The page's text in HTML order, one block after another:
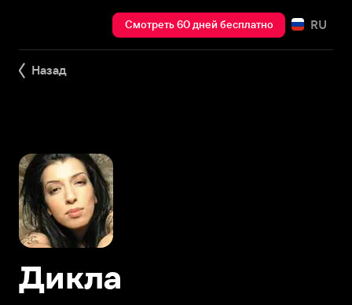
Смотреть 60 дней бесплатно RU
Назад
Дикла